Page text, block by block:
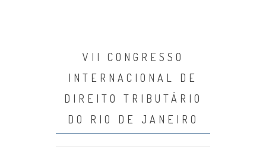
VII CONGRESSO
INTERNACIONAL DE
DIREITO TRIBUTÁRIO
DO RIO DE JANEIRO